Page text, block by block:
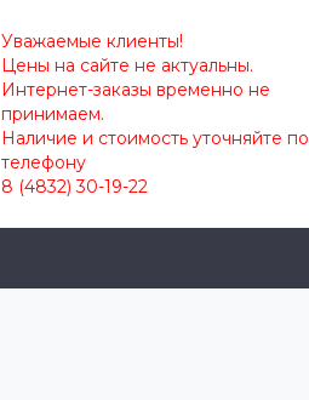
Уважаемые клиенты!
Цены на сайте не актуальны.
Интернет-заказы временно не
принимаем.
Наличие и стоимость уточняйте по
телефону
8 (4832) 30-19-22